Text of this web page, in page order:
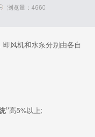
浏览量： 4660
即风机和水泵分别由各自
”高5%以上;